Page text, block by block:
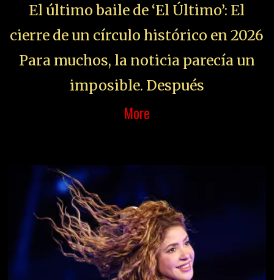
El último baile de ‘El Último’: El
cierre de un círculo histórico en 2026
Para muchos, la noticia parecía un
imposible. Después
More